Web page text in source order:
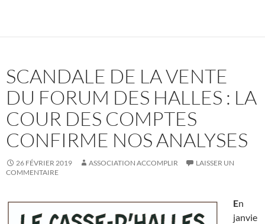
SCANDALE DE LA VENTE
DU FORUM DES HALLES : LA
COUR DES COMPTES
CONFIRME NOS ANALYSES
26 FÉVRIER 2019 ASSOCIATION ACCOMPLIR
LAISSER UN
COMMENTAIRE
En
janvie